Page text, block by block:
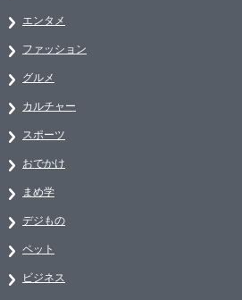
エンタメ
ファッション
グルメ
カルチャー
スポーツ
おでかけ
まめ学
デジもの
ペット
ビジネス